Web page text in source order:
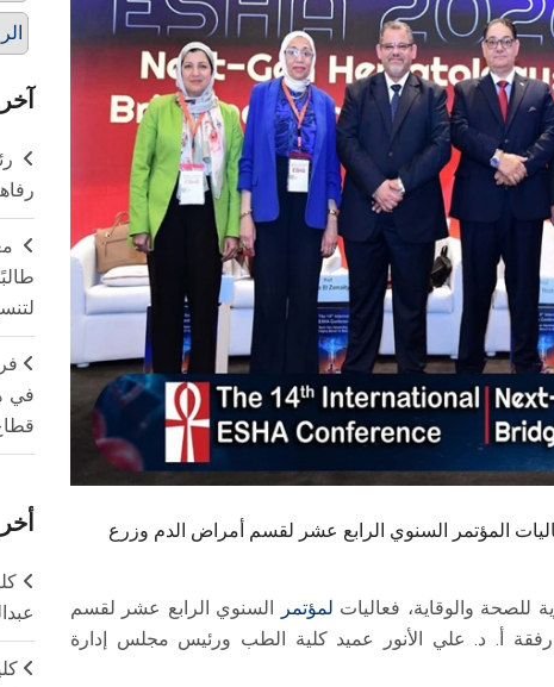
المؤتمر السنوي الرابع عشر لقسم أمراض الدم وزرع
للصحة والوقاية، فعاليات لمؤتمر
السنوي الرابع عشر لقسم
أ. د. علي الأنور عميد كلية الطب ورئيس مجلس إدارة
في